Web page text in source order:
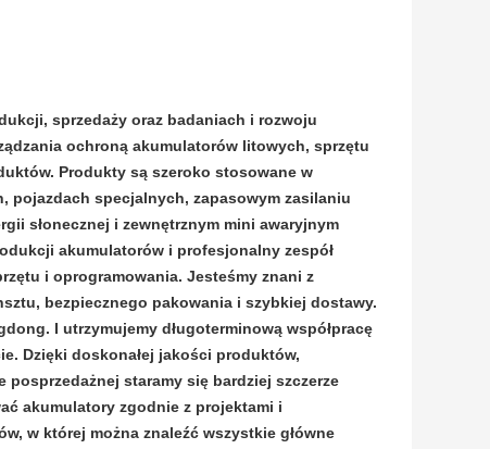
sprzedaży oraz badaniach i rozwoju
ochroną akumulatorów litowych, sprzętu
Produkty są szeroko stosowane w
pojazdach specjalnych, zapasowym zasilaniu
słonecznej i zewnętrznym mini awaryjnym
akumulatorów i profesjonalny zespół
i oprogramowania. Jesteśmy znani z
bezpiecznego pakowania i szybkiej dostawy.
I utrzymujemy długoterminową współpracę
Dzięki doskonałej jakości produktów,
staramy się bardziej szczerze
akumulatory zgodnie z projektami i
w której można znaleźć wszystkie główne